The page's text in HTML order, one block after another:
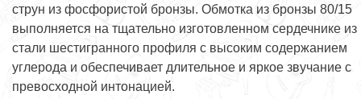
струн из фосфористой бронзы. Обмотка из бронзы 80/15
выполняется на тщательно изготовленном сердечнике из
стали шестигранного профиля с высоким содержанием
углерода и обеспечивает длительное и яркое звучание с
превосходной интонацией.